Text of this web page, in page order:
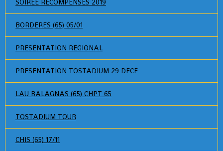
SOIREE RECOMPENSES 2019
BORDERES (65) 05/01
PRESENTATION REGIONAL
PRESENTATION TOSTADIUM 29 DECE
LAU BALAGNAS (65) CHPT 65
TOSTADIUM TOUR
CHIS (65) 17/11